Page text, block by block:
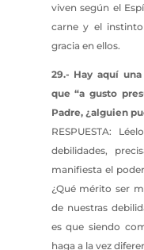
viven según el
carne y el
gracia en ellos.
29.- Hay aquí
que “a gusto
Padre, ¿alguien
RESPUESTA:
debilidades,
manifiesta el
¿Qué mérito ser
de nuestras
es que siendo
haga a la vez